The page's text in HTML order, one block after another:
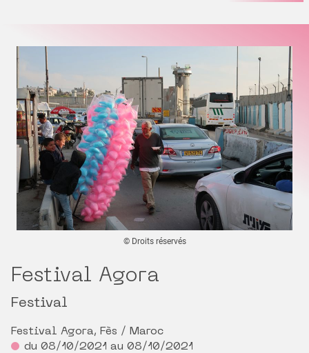
© Droits réservés
Festival Agora
Festival
Festival Agora, Fès / Maroc
du 08/10/2021 au 08/10/2021